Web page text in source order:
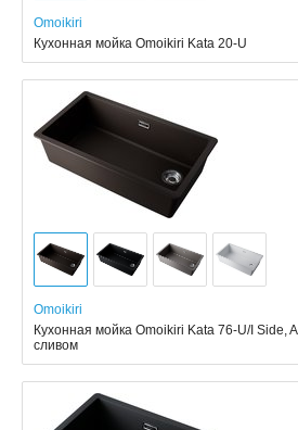
Omoikiri
Кухонная мойка Omoikiri Kata 20-U
Omoikiri
Кухонная мойка Omoikiri Kata 76-U/I Side,
сливом